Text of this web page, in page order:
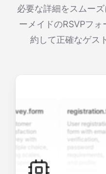
必要な詳細をスムー
ーメイドのRSVPフ
約して正確なゲス
with
open-ended
User registration
form with email
verification,